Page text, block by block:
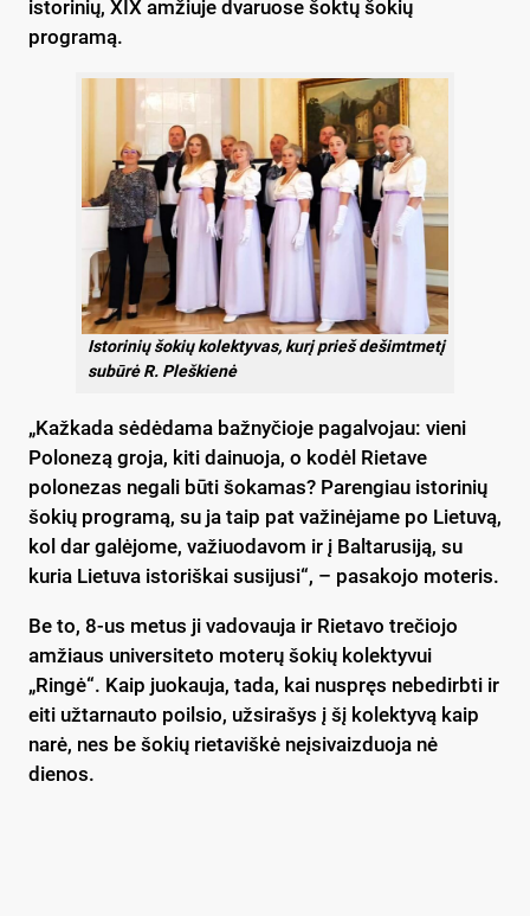
istorinių, XIX amžiuje dvaruose šoktų šokių
programą.
Istorinių šokių kolektyvas, kurį prieš dešimtmetį
subūrė R. Pleškienė
„Kažkada sėdėdama bažnyčioje pagalvojau: vieni
Polonezą groja, kiti dainuoja, o kodėl Rietave
polonezas negali būti šokamas? Parengiau istorinių
šokių programą, su ja taip pat važinėjame po Lietuvą,
kol dar galėjome, važiuodavom ir į Baltarusiją, su
kuria Lietuva istoriškai susijusi“, – pasakojo moteris.
Be to, 8-us metus ji vadovauja ir Rietavo trečiojo
amžiaus universiteto moterų šokių kolektyvui
„Ringė“. Kaip juokauja, tada, kai nuspręs nebedirbti ir
eiti užtarnauto poilsio, užsirašys į šį kolektyvą kaip
narė, nes be šokių rietaviškė neįsivaizduoja nė
dienos.